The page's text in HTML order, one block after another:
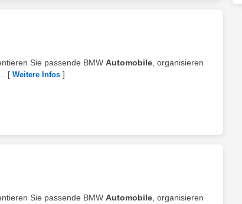
Sie passende BMW Automobile , organisieren
[ Weitere Infos ]
Sie passende BMW Automobile , organisieren